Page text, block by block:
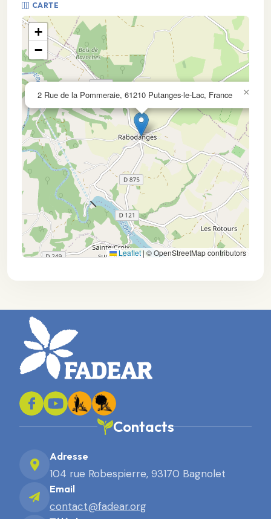
CARTE
2 Rue de la Pommeraie, 61210 Putanges-le-Lac, France ×
+
−
Leaflet | © OpenStreetMap contributors
Contacts
Adresse
104 rue Robespierre, 93170 Bagnolet
Email
contact@fadear.org